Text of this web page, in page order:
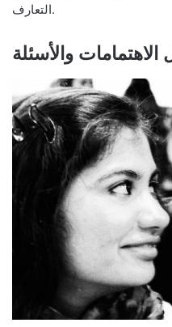
التعارف.
الاهتمامات والأسئلة